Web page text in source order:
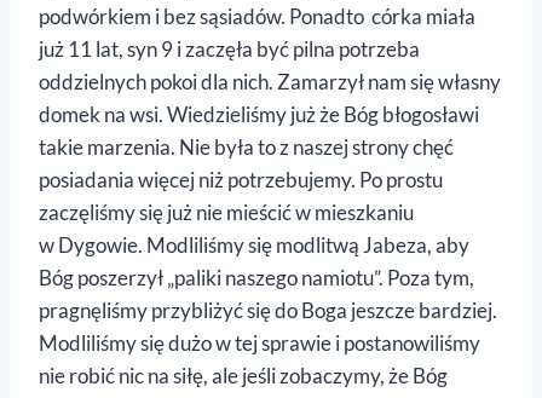
podwórkiem i bez sąsiadów. Ponadto córka miała
już 11 lat, syn 9 i zaczęła być pilna potrzeba
oddzielnych pokoi dla nich. Zamarzył nam się własny
domek na wsi. Wiedzieliśmy już że Bóg błogosławi
takie marzenia. Nie była to z naszej strony chęć
posiadania więcej niż potrzebujemy. Po prostu
zaczęliśmy się już nie mieścić w mieszkaniu
w Dygowie. Modliliśmy się modlitwą Jabeza, aby
Bóg poszerzył „paliki naszego namiotu”. Poza tym,
pragnęliśmy przybliżyć się do Boga jeszcze bardziej.
Modliliśmy się dużo w tej sprawie i postanowiliśmy
nie robić nic na siłę, ale jeśli zobaczymy, że Bóg